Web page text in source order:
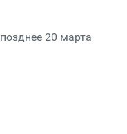
20 марта